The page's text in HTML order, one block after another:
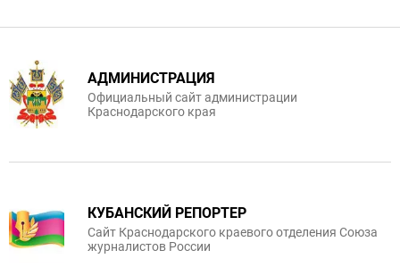
АДМИНИСТРАЦИЯ
Официальный сайт администрации
Краснодарского края
КУБАНСКИЙ РЕПОРТЕР
Сайт Краснодарского краевого отделения Союза
журналистов России